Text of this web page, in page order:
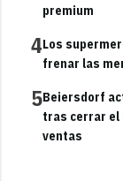
premium
4Los
frenar las
5Beiersdorf
tras cerrar el
ventas